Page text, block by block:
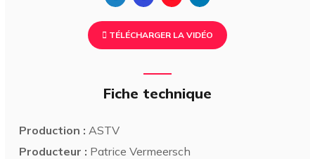
TÉLÉCHARGER LA VIDÉO
Fiche technique
Production : ASTV
Producteur : Patrice Vermeersch